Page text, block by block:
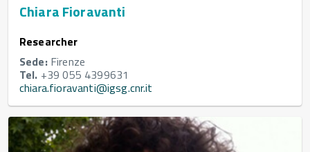
Chiara Fioravanti
Researcher
Sede:Firenze
Tel. +39 055 4399631
chiara.fioravanti@igsg.cnr.it